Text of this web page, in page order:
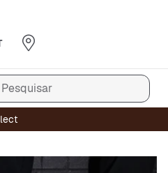
Pesquisar